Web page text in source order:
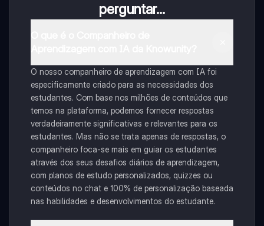
perguntar...
O nosso companheiro de aprendizagem com IA foi
especificamente criado para as necessidades dos
estudantes. Com base nos milhões de conteúdos que
temos na plataforma, podemos fornecer respostas
verdadeiramente significativas e relevantes para os
estudantes. Mas não se trata apenas de respostas, o
companheiro foca-se mais em guiar os estudantes
através dos seus desafios diários de aprendizagem,
com planos de estudo personalizados, quizzes ou
conteúdos no chat e 100% de personalização baseada
nas habilidades e desenvolvimentos do estudante.